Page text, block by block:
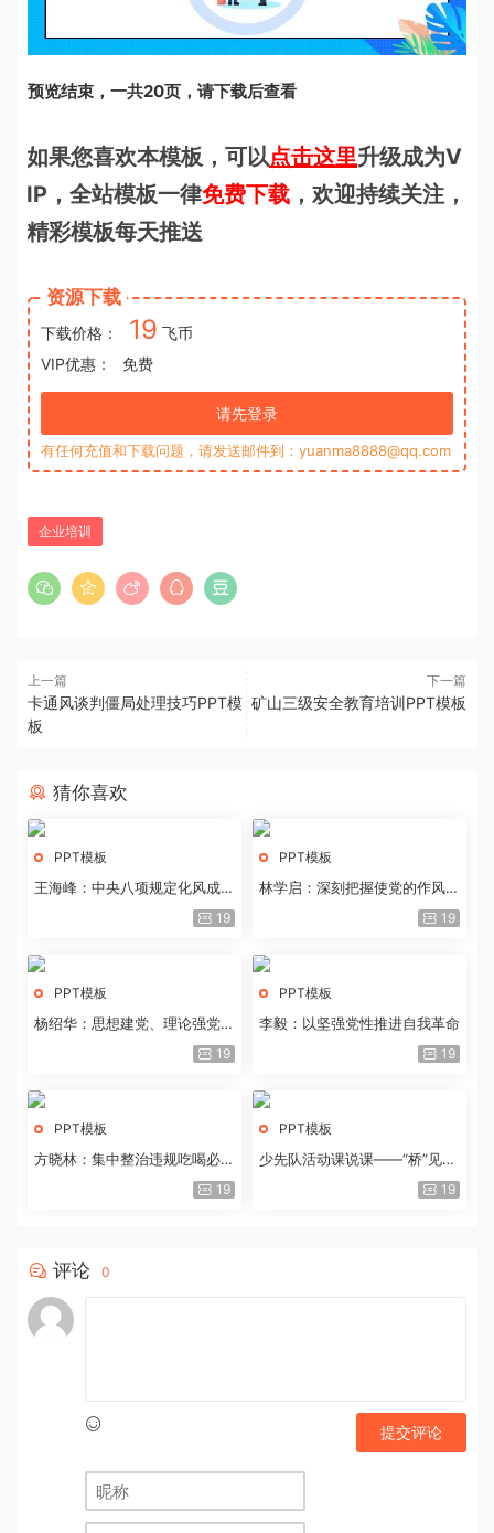
预览结束，一共20页，请下载后查看
如果您喜欢本模板，可以点击这里升级成为V
IP，全站模板一律免费下载 ，欢迎持续关注，
精彩模板每天推送
资源下载
下载价格： 19 飞币
VIP优惠：
免费
请先登录
有任何充值和下载问题，请发送邮件到：yuanma8888@qq.com
企业培训
上一篇
卡通风谈判僵局处理技巧PPT模
板
下一篇
矿山三级安全教育培训PPT模板
猜你喜欢
PPT模板
王海峰：中央八项规定化风成俗
19
PPT模板
林学启：深刻把握使党的作风全
19
PPT模板
杨绍华：思想建党、理论强党的
19
PPT模板
李毅：以坚强党性推进自我革命
19
PPT模板
方晓林：集中整治违规吃喝必须
19
PPT模板
少先队活动课说课——“桥”见中
19
评论 0
提交评论